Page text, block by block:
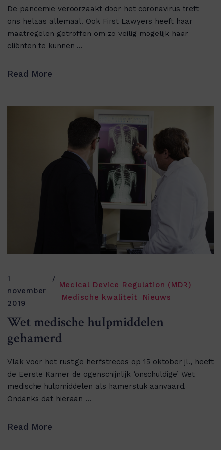
De pandemie veroorzaakt door het coronavirus treft
ons helaas allemaal. Ook First Lawyers heeft haar
maatregelen getroffen om zo veilig mogelijk haar
cliënten te kunnen ...
Read More
1
november
2019
Medical Device Regulation (MDR)
Medische kwaliteit
Nieuws
Wet medische hulpmiddelen
gehamerd
Vlak voor het rustige herfstreces op 15 oktober jl., heeft
de Eerste Kamer de ogenschijnlijk ‘onschuldige’ Wet
medische hulpmiddelen als hamerstuk aanvaard.
Ondanks dat hieraan ...
Read More